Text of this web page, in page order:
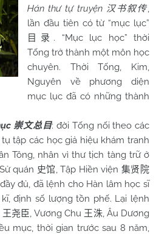
Hán thư tự truyện 汉书叙传,
lần đầu tiên có từ “mục lục”
目录 . “Mục lục học” thời
Tống trở thành một môn học
chuyên. Thời Tống, Kim,
Nguyên về phương diện
mục lục đã có những thành
崇文总目: đời Tống nối theo các
tập các học giả hiệu khám tranh
Tông, nhân vì thư tịch tàng trữ ở
quán 史馆, Tập Hiền viện 集贤院
đủ, đã lệnh cho Hàn lâm học sĩ
định số lượng tồn phế. Lại lệnh
王尧臣, Vương Chu 王洙, Âu Dương
mục, thời gian trước sau 8 năm,